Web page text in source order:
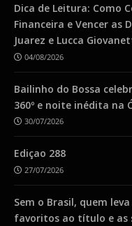
Dica de Leitura: Como
Financeira e Vencer as
Juarez e Lucca
04/08/2026
Bailinho do Bossa
360º e noite inédita na
30/07/2026
Ediçao 288
27/07/2026
Sem o Brasil, quem
favoritos ao título e as